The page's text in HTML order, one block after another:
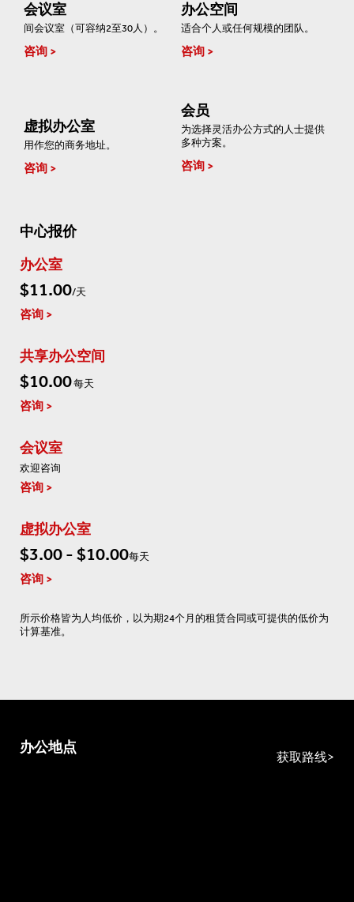
会议室
间会议室（可容纳2至30人）。
咨询
办公空间
适合个人或任何规模的团队。
咨询
虚拟办公室
用作您的商务地址。
咨询
会员
为选择灵活办公方式的人士提供
多种方案。
咨询
中心报价
办公室
$11.00/天
咨询
共享办公空间
$10.00每天
咨询
会议室
欢迎咨询
咨询
虚拟办公室
$3.00 - $10.00每天
咨询
所示价格皆为人均低价，以为期24个月的租赁合同或可提供的低价为
计算基准。
办公地点
获取路线